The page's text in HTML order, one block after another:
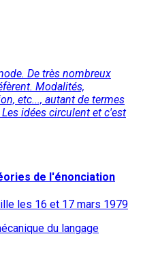
De très nombreux
Modalités,
etc..., autant de termes
idées circulent et c'est
de l'énonciation
les 16 et 17 mars 1979
du langage